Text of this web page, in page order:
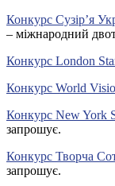
Конкурс Сузір’я
– міжнародний
Конкурс London
Конкурс World
Конкурс New York
запрошує.
Конкурс Творча
запрошує.